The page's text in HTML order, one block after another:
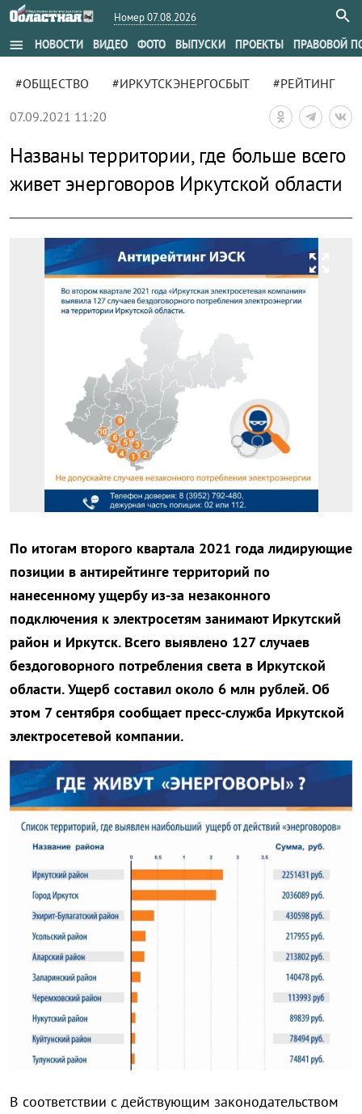
Номер 07.08.2026
menu НОВОСТИ ВИДЕО ФОТО ВЫПУСКИ ПРОЕКТЫ ПРАВОВОЙ
#ОБЩЕСТВО #ИРКУТСКЭНЕРГОСБЫТ #РЕЙТИНГ
07.09.2021 11:20
Названы территории, где больше всего
живет энерговоров Иркутской области
zoom_out_map
По итогам второго квартала 2021 года лидирующие
позиции в антирейтинге территорий по
нанесенному ущербу из-за незаконного
подключения к электросетям занимают Иркутский
район и Иркутск. Всего выявлено 127 случаев
бездоговорного потребления света в Иркутской
области. Ущерб составил около 6 млн рублей. Об
этом 7 сентября сообщает пресс-служба Иркутской
электросетевой компании.
В соответствии с действующим законодательством